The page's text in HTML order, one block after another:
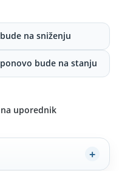
na sniženju
bude na stanju
uporednik